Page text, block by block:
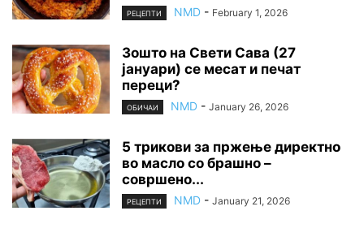
РЕЦЕПТИ NMD - February 1, 2026
Зошто на Свети Сава (27
јануари) се месат и печат
переци?
ОБИЧАИ NMD - January 26, 2026
5 трикови за пржење директно
во масло со брашно –
совршено...
РЕЦЕПТИ NMD - January 21, 2026